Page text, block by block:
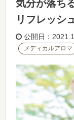
気分が落ち
リフレッシ
公開日：
メディカルアロマ